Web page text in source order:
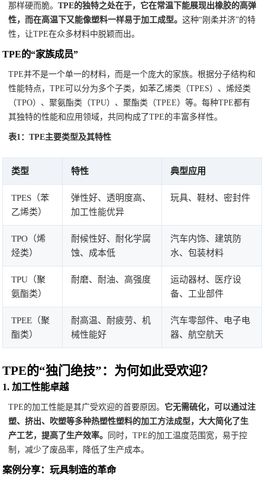
那样硬而脆。TPE的独特之处在于，它在常温下能展现出橡胶的高弹
性，而在高温下又能像塑料一样易于加工成型。这种“刚柔并济”的特
性，让TPE在众多材料中脱颖而出。
TPE的“家族成员”
TPE并不是一个单一的材料，而是一个庞大的家族。根据分子结构和
性能特点，TPE可以分为多个子类，如苯乙烯类（TPES）、烯烃类
（TPO）、聚氨酯类（TPU）、聚酯类（TPEE）等。每种TPE都有
其独特的性能和应用领域，共同构成了TPE的丰富多样性。
表1：TPE主要类型及其特性
类型 特性 典型应用
TPES（苯
乙烯类）
弹性好、透明度高、
加工性能优异
玩具、鞋材、密封件
TPO（烯
烃类）
耐候性好、耐化学腐
蚀、成本低
汽车内饰、建筑防
水、包装材料
TPU（聚
氨酯类）
耐磨、耐油、高强度
运动器材、医疗设
备、工业部件
TPEE（聚
酯类）
耐高温、耐疲劳、机
械性能好
汽车零部件、电子电
器、航空航天
TPE的“独门绝技”：为何如此受欢迎？
1.加工性能卓越
TPE的加工性能是其广受欢迎的首要原因。 它无需硫化，可以通过注
塑、挤出、吹塑等多种热塑性塑料的加工方法成型，大大简化了生
产工艺，提高了生产效率。
同时，TPE的加工温度范围宽，易于控
制，减少了废品率，降低了生产成本。
案例分享：玩具制造的革命